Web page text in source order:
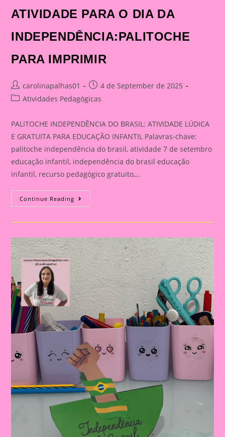
ATIVIDADE PARA O DIA DA
INDEPENDÊNCIA:PALITOCHE
PARA IMPRIMIR
Post
author:
carolinapalhas01
Post
published:
4 de September de 2025
PostAtividades Pedagógicas
PALITOCHE INDEPENDÊNCIA DO BRASIL: ATIVIDADE LÚDICA
E GRATUITA PARA EDUCAÇÃO INFANTIL Palavras-chave:
palitoche independência do brasil, atividade 7 de setembro
educação infantil, independência do brasil educação
infantil, recurso pedagógico gratuito,…
Continue Reading ATIVIDADE
PARA
DIA
PARA
IMPRIMIR